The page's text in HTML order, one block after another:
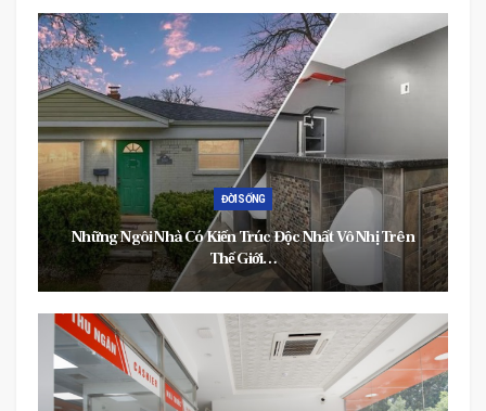
ĐỜI SỐNG
Những Ngôi Nhà Có Kiến Trúc Độc Nhất Vô Nhị Trên
Thế Giới…